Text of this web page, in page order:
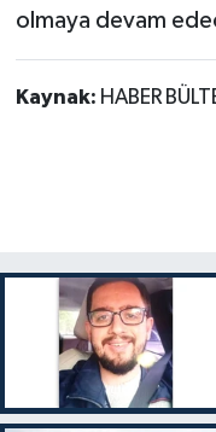
olmaya devam
Kaynak: HABER